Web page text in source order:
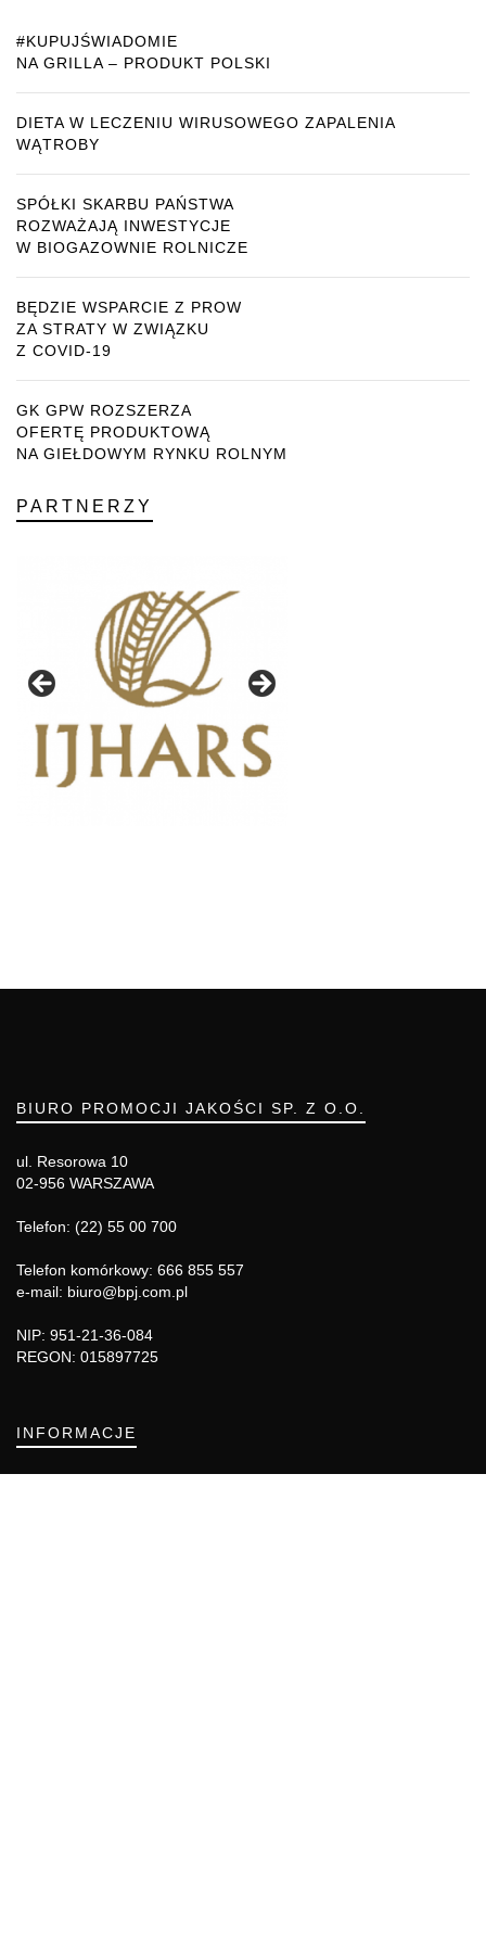
#KUPUJŚWIADOMIE
NA GRILLA – PRODUKT POLSKI
DIETA W LECZENIU WIRUSOWEGO ZAPALENIA
WĄTROBY
SPÓŁKI SKARBU PAŃSTWA
ROZWAŻAJĄ INWESTYCJE
W BIOGAZOWNIE ROLNICZE
BĘDZIE WSPARCIE Z PROW
ZA STRATY W ZWIĄZKU
Z COVID-19
GK GPW ROZSZERZA
OFERTĘ PRODUKTOWĄ
NA GIEŁDOWYM RYNKU ROLNYM
PARTNERZY
BIURO PROMOCJI JAKOŚCI SP. Z O.O.
ul. Resorowa 10
02-956 WARSZAWA
Telefon: (22) 55 00 700
Telefon komórkowy: 666 855 557
e-mail: biuro@bpj.com.pl
NIP: 951-21-36-084
REGON: 015897725
INFORMACJE